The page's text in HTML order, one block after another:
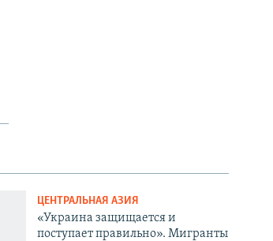
ЦЕНТРАЛЬНАЯ АЗИЯ
«Украина защищается и
поступает правильно». Мигранты